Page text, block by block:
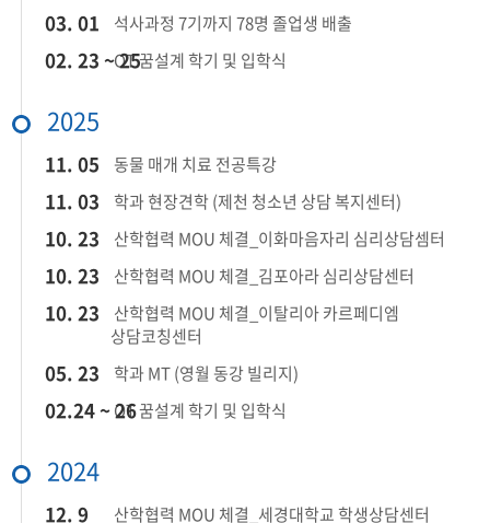
03. 01 석사과정 7기까지 78명 졸업생 배출
02. 23 ~ 25OT 꿈설계 학기 및 입학식
2025
11. 05 동물 매개 치료 전공특강
11. 03 학과 현장견학 (제천 청소년 상담 복지센터)
10. 23 산학협력 MOU 체결_이화마음자리 심리상담셈터
10. 23 산학협력 MOU 체결_김포아라 심리상담센터
10. 23
산학협력 MOU 체결_이탈리아 카르페디엠
상담코칭센터
05. 23 학과 MT (영월 동강 빌리지)
02.24 ~ 26OT 꿈설계 학기 및 입학식
2024
12. 9 산학협력 MOU 체결_세경대학교 학생상담센터